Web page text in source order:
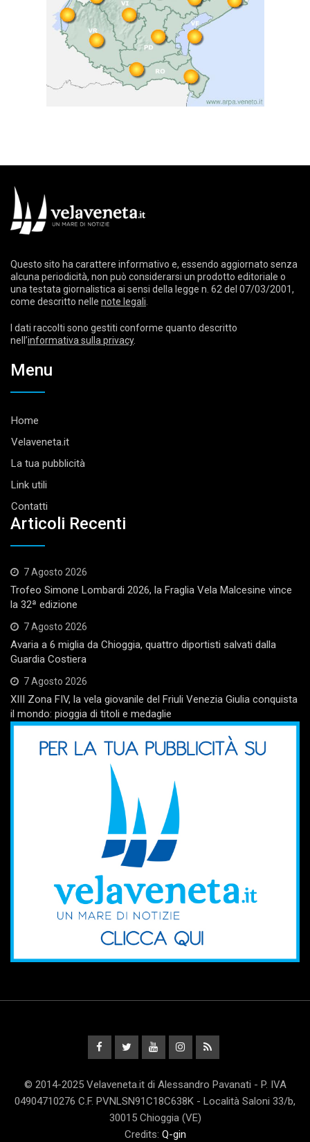
Questo sito ha carattere informativo e, essendo aggiornato senza
alcuna periodicità, non può considerarsi un prodotto editoriale o
una testata giornalistica ai sensi della legge n. 62 del 07/03/2001,
come descritto nelle note legali.
I dati raccolti sono gestiti conforme quanto descritto
nell’informativa sulla privacy.
Menu
Home
Velaveneta.it
La tua pubblicità
Link utili
Contatti
Articoli Recenti
7 Agosto 2026
Trofeo Simone Lombardi 2026, la Fraglia Vela Malcesine vince
la 32ª edizione
7 Agosto 2026
Avaria a 6 miglia da Chioggia, quattro diportisti salvati dalla
Guardia Costiera
7 Agosto 2026
XIII Zona FIV, la vela giovanile del Friuli Venezia Giulia conquista
il mondo: pioggia di titoli e medaglie
© 2014-2025 Velaveneta.it di Alessandro Pavanati - P. IVA
04904710276 C.F. PVNLSN91C18C638K - Località Saloni 33/b,
30015 Chioggia (VE)
Credits: Q-gin